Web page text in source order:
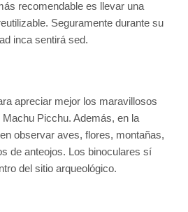
recomendable es llevar una
Seguramente durante su
inca sentirá sed.
apreciar mejor los maravillosos
Picchu. Además, en la
observar aves, flores, montañas,
de anteojos. Los binoculares sí
del sitio arqueológico.